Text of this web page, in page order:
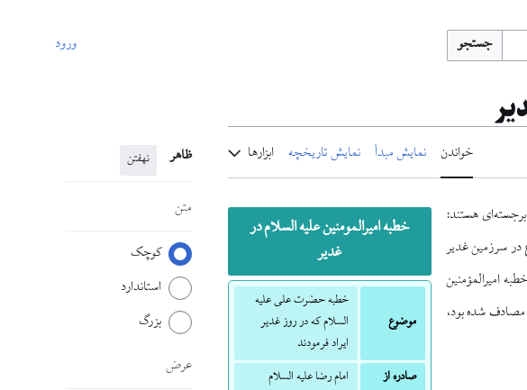
جستجو ورود
خواندن نمایش مبدأ نمایش تاریخچه ابزارها ظاهر نهفتن
متن
کوچک
استاندارد
بزرگ
عرض
خطبه امیرالمومنین علیه السلام در
غدیر
موضوع
خطبه حضرت علی علیه
السلام که در روز غدیر
ایراد فرمودند
صادره از
امام رضا علیه السلام
هستند:
سرزمین غدیر
امیرالمؤمنین
شده بود،